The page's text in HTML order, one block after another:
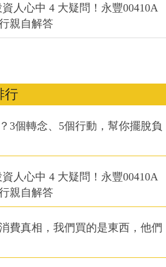
人心中 4 大疑問！永豐00410A
親自解答
行
3個轉念、5個行動，幫你擺脫負
人心中 4 大疑問！永豐00410A
親自解答
費真相，我們買的是東西，他們